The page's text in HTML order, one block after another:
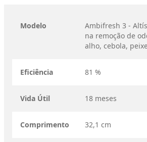
Modelo
Ambifresh 3 -
na remoção de
alho, cebola,
Eficiência 81 %
Vida Útil 18 meses
Comprimento 32,1 cm